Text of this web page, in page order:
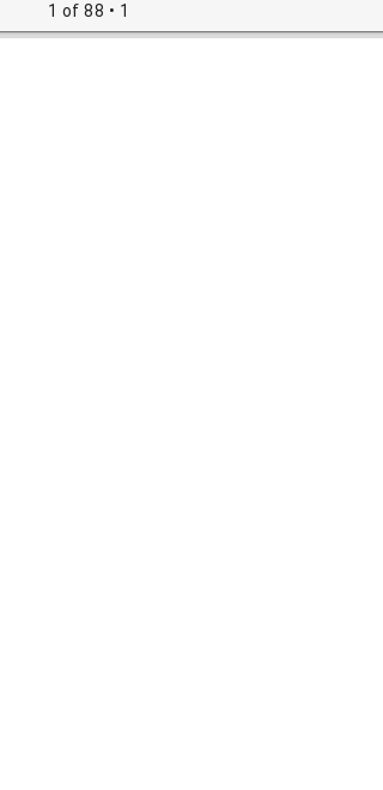
1 of 88 • 1